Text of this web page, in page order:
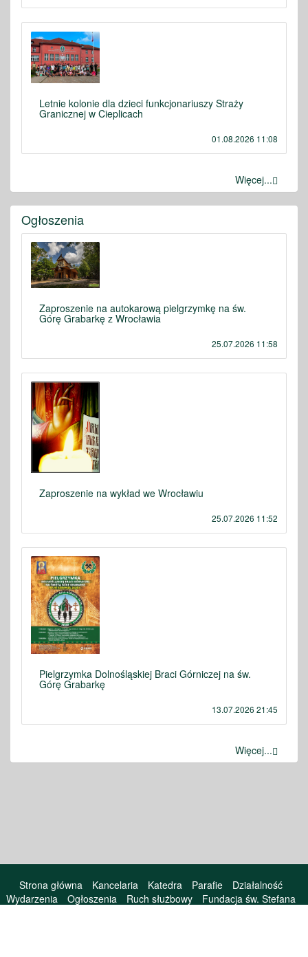
Letnie kolonie dla dzieci funkcjonariuszy Straży
Granicznej w Cieplicach
01.08.2026 11:08
Więcej...
Ogłoszenia
Zaproszenie na autokarową pielgrzymkę na św.
Górę Grabarkę z Wrocławia
25.07.2026 11:58
Zaproszenie na wykład we Wrocławiu
25.07.2026 11:52
Pielgrzymka Dolnośląskiej Braci Górniczej na św.
Górę Grabarkę
13.07.2026 21:45
Więcej...
Strona główna Kancelaria Katedra Parafie
Działalność
Wydarzenia
Ogłoszenia Ruch służbowy
Fundacja św. Stefana